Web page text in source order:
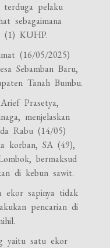
terduga pelaku
sebagaimana
(1) KUHP.
(16/05/2025)
Sebamban Baru,
Tanah Bumbu.
Prasetya,
menjelaskan
Rabu (14/05)
korban, SA (49),
bermaksud
di kebun sawit.
ekor sapinya tidak
pencarian di
yaitu satu ekor